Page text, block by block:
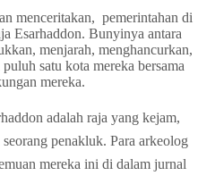
menceritakan, pemerintahan di
Esarhaddon. Bunyinya antara
menjarah, menghancurkan,
satu kota mereka bersama
mereka.
adalah raja yang kejam,
penakluk. Para arkeolog
mereka ini di dalam jurnal